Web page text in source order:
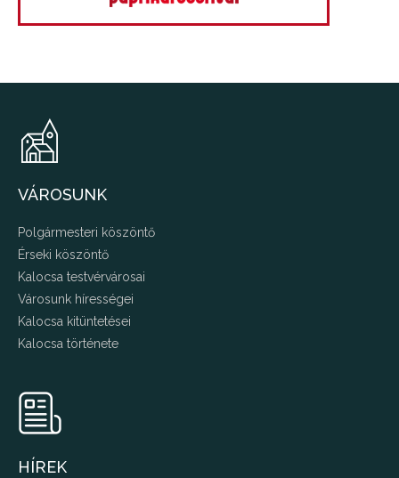
VÁROSUNK
Polgármesteri köszöntő
Érseki köszöntő
Kalocsa testvérvárosai
Városunk hírességei
Kalocsa kitüntetései
Kalocsa története
HÍREK